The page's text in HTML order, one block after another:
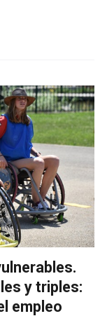
y triples:
empleo